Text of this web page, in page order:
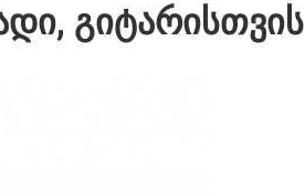
გიტარისთვის